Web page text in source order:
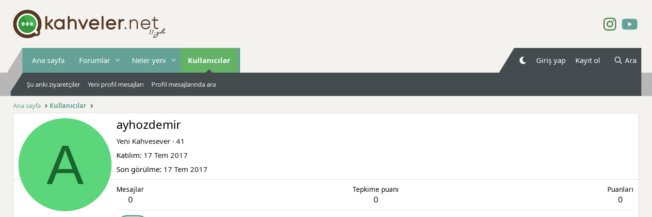
Ana sayfa Forumlar Neler yeni Kullanıcılar Giriş yap Kayıt ol Ara
Şu anki ziyaretçiler Yeni profil mesajları Profil mesajlarında ara
Ana sayfa Kullanıcılar
A
ayhozdemir
Yeni Kahvesever · 41
Katılım 17 Tem 2017
Son görülme 17 Tem 2017
Mesajlar
0
Tepkime puanı
0
Puanları
0